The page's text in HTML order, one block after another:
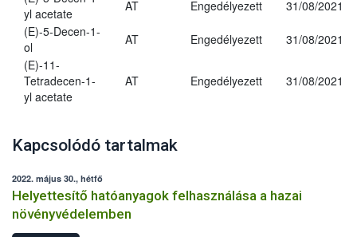
yl acetate
AT Engedélyezett
31/08/2021
(E)-5-Decen-1-
ol
AT Engedélyezett
31/08/2021
(E)-11-
Tetradecen-1-
yl acetate
AT Engedélyezett 31/08/2021
Kapcsolódó tartalmak
2022. május 30., hétfő
Helyettesítő hatóanyagok felhasználása a hazai
növényvédelemben